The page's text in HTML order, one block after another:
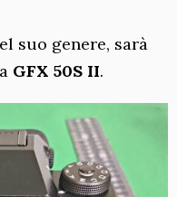
suo genere, sarà
GFX 50S II.